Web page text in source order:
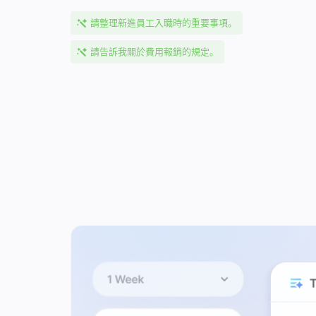
請整理新進員工入職時的重要事項。
請告訴我關於費用報銷的規定。